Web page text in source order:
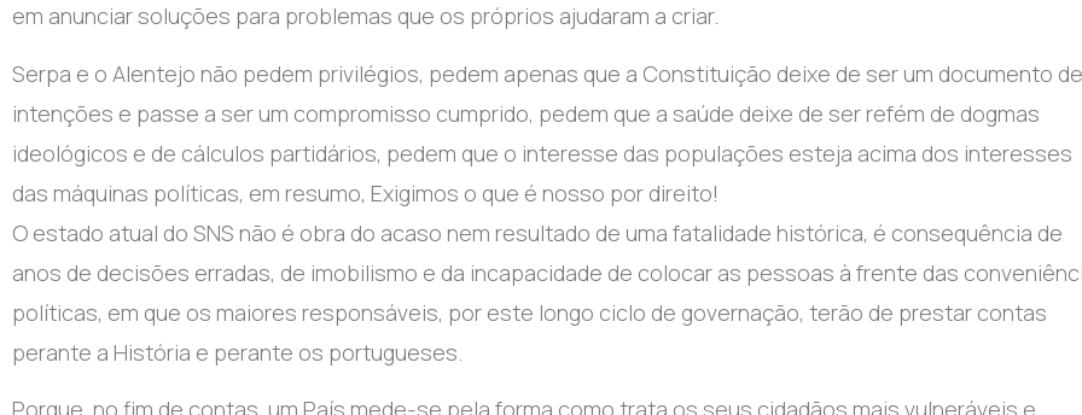
em anunciar soluções para problemas que os próprios ajudaram a criar.
Serpa e o Alentejo não pedem privilégios, pedem apenas que a Constituição deixe de ser um documento de
intenções e passe a ser um compromisso cumprido, pedem que a saúde deixe de ser refém de dogmas
ideológicos e de cálculos partidários, pedem que o interesse das populações esteja acima dos interesses
das máquinas políticas, em resumo, Exigimos o que é nosso por direito!
O estado atual do SNS não é obra do acaso nem resultado de uma fatalidade histórica, é consequência de
anos de decisões erradas, de imobilismo e da incapacidade de colocar as pessoas à frente das
políticas, em que os maiores responsáveis, por este longo ciclo de governação, terão de prestar contas
perante a História e perante os portugueses.
Porque, no fim de contas, um País mede-se pela forma como trata os seus cidadãos mais vulneráveis e,